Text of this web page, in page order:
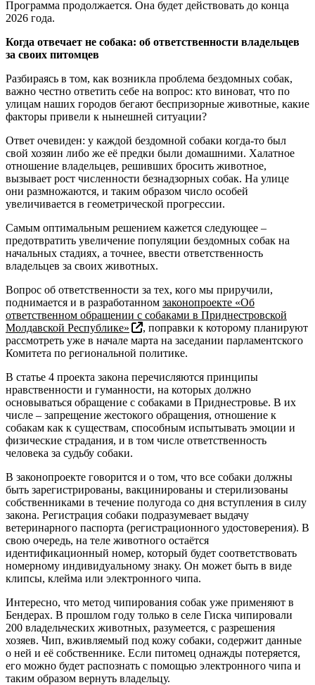
Программа продолжается. Она будет действовать до конца
2026 года.
Когда отвечает не собака: об ответственности владельцев
за своих питомцев
Разбираясь в том, как возникла проблема бездомных собак,
важно честно ответить себе на вопрос: кто виноват, что по
улицам наших городов бегают беспризорные животные, какие
факторы привели к нынешней ситуации?
Ответ очевиден: у каждой бездомной собаки когда-то был
свой хозяин либо же её предки были домашними. Халатное
отношение владельцев, решивших бросить животное,
вызывает рост численности безнадзорных собак. На улице
они размножаются, и таким образом число особей
увеличивается в геометрической прогрессии.
Самым оптимальным решением кажется следующее –
предотвратить увеличение популяции бездомных собак на
начальных стадиях, а точнее, ввести ответственность
владельцев за своих животных.
Вопрос об ответственности за тех, кого мы приручили,
поднимается и в разработанном законопроекте «Об
ответственном обращении с собаками в Приднестровской
Молдавской Республике»
, поправки к которому планируют
рассмотреть уже в начале марта на заседании парламентского
Комитета по региональной политике.
В статье 4 проекта закона перечисляются принципы
нравственности и гуманности, на которых должно
основываться обращение с собаками в Приднестровье. В их
числе – запрещение жестокого обращения, отношение к
собакам как к существам, способным испытывать эмоции и
физические страдания, и в том числе ответственность
человека за судьбу собаки.
В законопроекте говорится и о том, что все собаки должны
быть зарегистрированы, вакцинированы и стерилизованы
собственниками в течение полугода со дня вступления в силу
закона. Регистрация собаки подразумевает выдачу
ветеринарного паспорта (регистрационного удостоверения). В
свою очередь, на теле животного остаётся
идентификационный номер, который будет соответствовать
номерному индивидуальному знаку. Он может быть в виде
клипсы, клейма или электронного чипа.
Интересно, что метод чипирования собак уже применяют в
Бендерах. В прошлом году только в селе Гиска чипировали
200 владельческих животных, разумеется, с разрешения
хозяев. Чип, вживляемый под кожу собаки, содержит данные
о ней и её собственнике. Если питомец однажды потеряется,
его можно будет распознать с помощью электронного чипа и
таким образом вернуть владельцу.